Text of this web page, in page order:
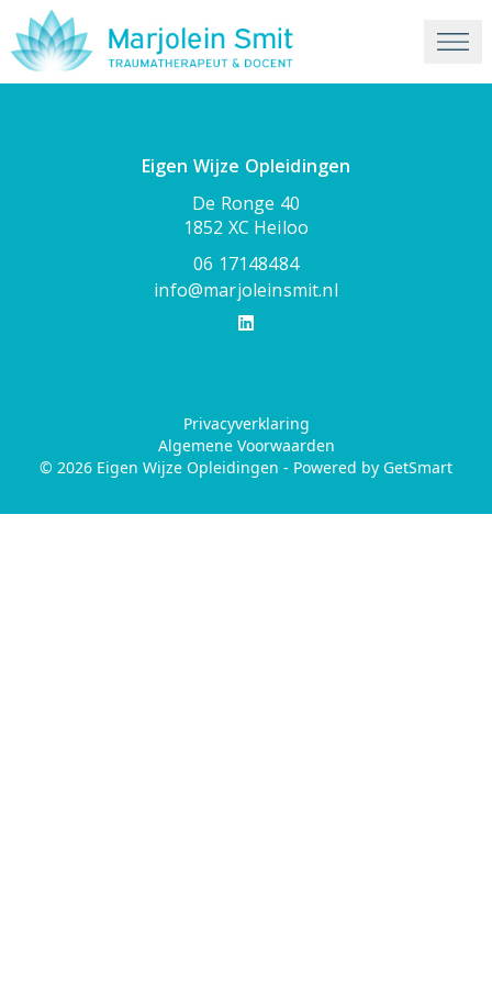
Eigen Wijze Opleidingen
De Ronge 40
1852 XC Heiloo
06 17148484
info@marjoleinsmit.nl
© 2026 Eigen Wijze Opleidingen - Powered by GetSmart
Privacyverklaring
Algemene Voorwaarden